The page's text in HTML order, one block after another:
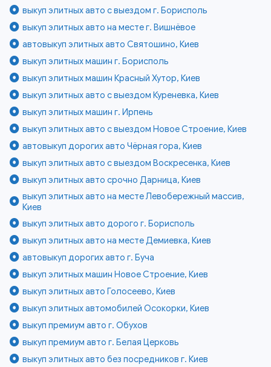
выкуп элитных авто с выездом г. Борисполь
выкуп элитных авто на месте г. Вишнёвое
автовыкуп элитных авто Святошино, Киев
выкуп элитных машин г. Борисполь
выкуп элитных машин Красный Хутор, Киев
выкуп элитных авто с выездом Куреневка, Киев
выкуп элитных машин г. Ирпень
выкуп элитных авто с выездом Новое Строение, Киев
автовыкуп дорогих авто Чёрная гора, Киев
выкуп элитных авто с выездом Воскресенка, Киев
выкуп элитных авто срочно Дарница, Киев
выкуп элитных авто на месте Левобережный массив,
Киев
выкуп элитных авто дорого г. Борисполь
выкуп элитных авто на месте Демиевка, Киев
автовыкуп дорогих авто г. Буча
выкуп элитных машин Новое Строение, Киев
выкуп элитных авто Голосеево, Киев
выкуп элитных автомобилей Осокорки, Киев
выкуп премиум авто г. Обухов
выкуп премиум авто г. Белая Церковь
выкуп элитных авто без посредников г. Киев